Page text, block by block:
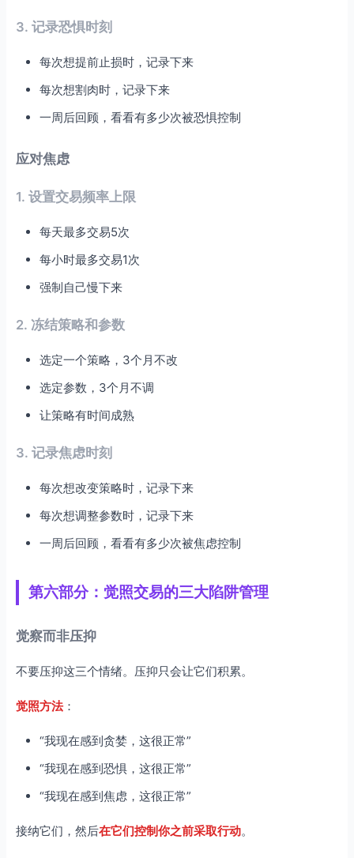
3. 记录恐惧时刻
每次想提前止损时，记录下来
每次想割肉时，记录下来
一周后回顾，看看有多少次被恐惧控制
应对焦虑
1. 设置交易频率上限
每天最多交易5次
每小时最多交易1次
强制自己慢下来
2. 冻结策略和参数
选定一个策略，3个月不改
选定参数，3个月不调
让策略有时间成熟
3. 记录焦虑时刻
每次想改变策略时，记录下来
每次想调整参数时，记录下来
一周后回顾，看看有多少次被焦虑控制
第六部分：觉照交易的三大陷阱管理
觉察而非压抑
不要压抑这三个情绪。压抑只会让它们积累。
觉照方法：
“我现在感到贪婪，这很正常”
“我现在感到恐惧，这很正常”
“我现在感到焦虑，这很正常”
接纳它们，然后在它们控制你之前采取行动。